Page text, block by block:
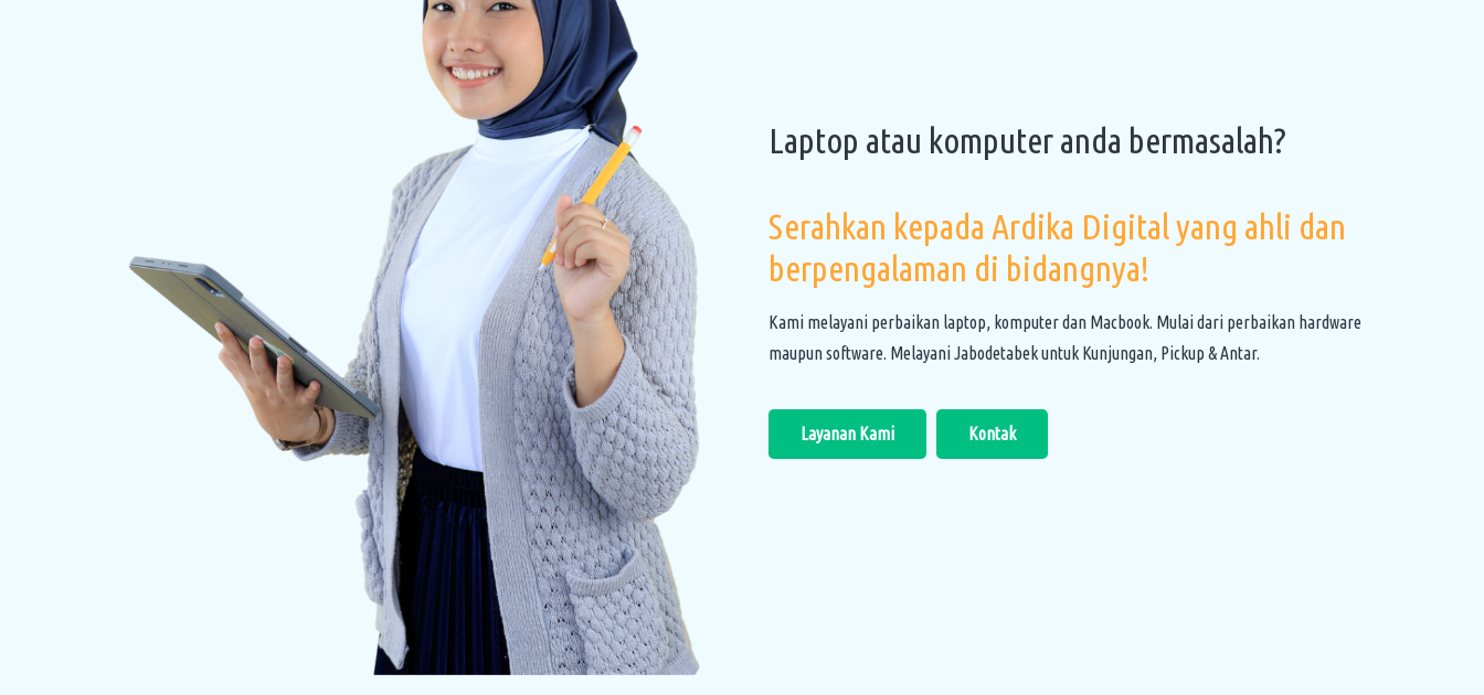
Laptop atau komputer anda bermasalah?
Serahkan kepada Ardika Digital yang ahli dan
berpengalaman di bidangnya!
Kami melayani perbaikan laptop, komputer dan Macbook. Mulai dari perbaikan hardware
maupun software. Melayani Jabodetabek untuk Kunjungan, Pickup & Antar.
Layanan Kami Kontak